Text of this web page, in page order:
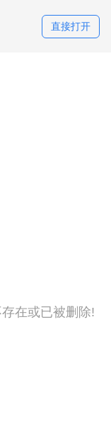
直接打开
在或已被删除!